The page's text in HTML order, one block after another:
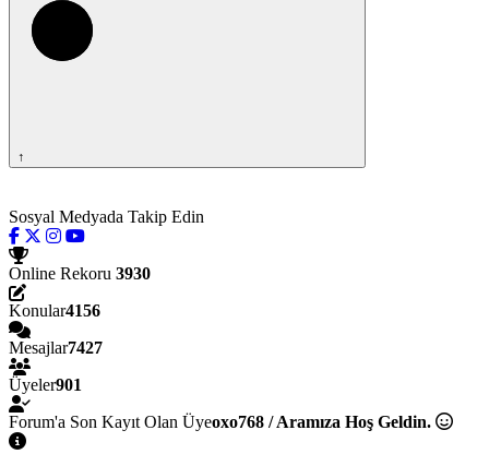
↑
Sosyal Medyada Takip Edin
Online Rekoru 3930
Konular4156
Mesajlar7427
Üyeler901
Forum'a Son Kayıt Olan Üyeoxo768 / Aramıza Hoş Geldin.